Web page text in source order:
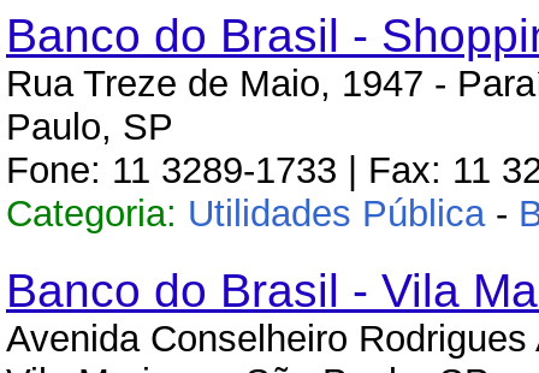
Banco do Brasil -
Rua Treze de Maio, 1947 -
Paulo, SP
Fone: 11 3289-1733 | Fax: 11
Categoria: Utilidades Pública-
Banco do Brasil - Vila
Avenida Conselheiro